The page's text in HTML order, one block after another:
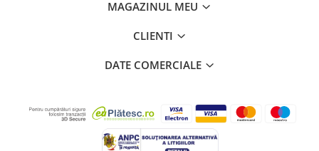
MAGAZINUL MEU
CLIENTI
DATE COMERCIALE